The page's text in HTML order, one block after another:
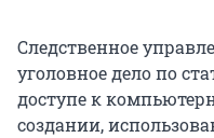
Следственное
уголовное дело по
доступе к
создании,